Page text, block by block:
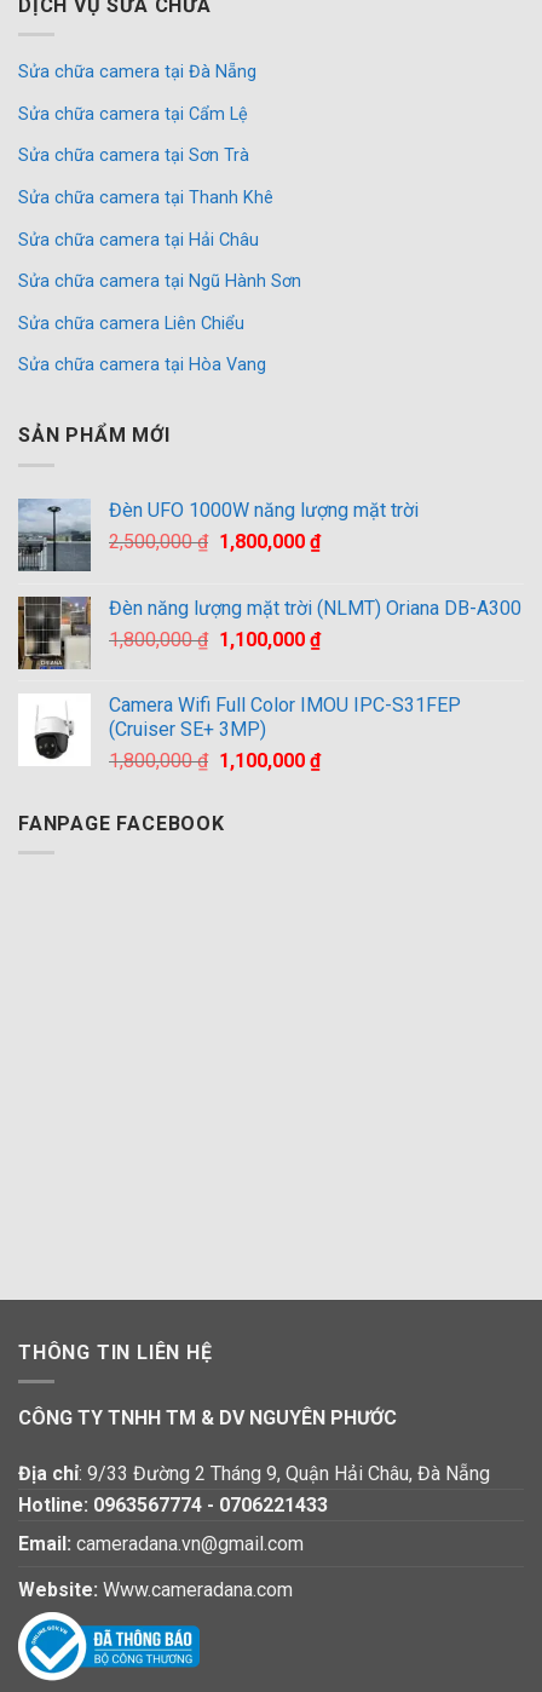
DỊCH VỤ SỬA CHỮA
Sửa chữa camera tại Đà Nẵng
Sửa chữa camera tại Cẩm Lệ
Sửa chữa camera tại Sơn Trà
Sửa chữa camera tại Thanh Khê
Sửa chữa camera tại Hải Châu
Sửa chữa camera tại Ngũ Hành Sơn
Sửa chữa camera Liên Chiểu
Sửa chữa camera tại Hòa Vang
SẢN PHẨM MỚI
Đèn UFO 1000W năng lượng mặt trời
2,500,000₫ Giá
2,500,000 ₫.
1,800,000 ₫Giá
là:
1,800,000 ₫.
Đèn năng lượng mặt trời (NLMT) Oriana DB-A300
1,800,000₫ Giá
1,800,000 ₫.
1,100,000 ₫Giá
là:
Camera Wifi Full Color IMOU IPC-S31FEP
(Cruiser SE+ 3MP)
1,800,000₫ Giá
1,800,000 ₫.
1,100,000 ₫Giá
FANPAGE FACEBOOK
THÔNG TIN LIÊN HỆ
CÔNG TY TNHH TM & DV NGUYÊN PHƯỚC
Địa chỉ: 9/33 Đường 2 Tháng 9, Quận Hải Châu, Đà Nẵng
Hotline: 0963567774 - 0706221433
Email: cameradana.vn@gmail.com
Website: Www.cameradana.com